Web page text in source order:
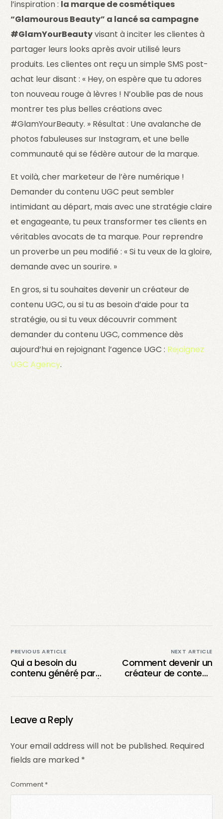
l’inspiration : la marque de cosmétiques
“Glamourous Beauty” a lancé sa campagne
#GlamYourBeautyvisant à inciter les clientes à
partager leurs looks après avoir utilisé leurs
produits. Les clientes ont reçu un simple SMS post-
achat leur disant : « Hey, on espère que tu adores
ton nouveau rouge à lèvres ! N’oublie pas de nous
montrer tes plus belles créations avec
#GlamYourBeauty. » Résultat : Une avalanche de
photos fabuleuses sur Instagram, et une belle
communauté qui se fédère autour de la marque.
Et voilà, cher marketeur de l’ère numérique !
Demander du contenu UGC peut sembler
intimidant au départ, mais avec une stratégie claire
et engageante, tu peux transformer tes clients en
véritables avocats de ta marque. Pour reprendre
un proverbe un peu modifié : « Si tu veux de la gloire,
demande avec un sourire. »
En gros, si tu souhaites devenir un créateur de
contenu UGC, ou si tu as besoin d’aide pour ta
stratégie, ou si tu veux découvrir comment
demander du contenu UGC, commence dès
aujourd’hui en rejoignant l’agence UGC : Rejoignez
UGC Agency.
PREVIOUS ARTICLE
Qui a besoin du
contenu généré par
?
NEXT ARTICLE
Comment devenir un
créateur de contenu
Leave a Reply
Your email address will not be published. Required
fields are marked *
Comment *